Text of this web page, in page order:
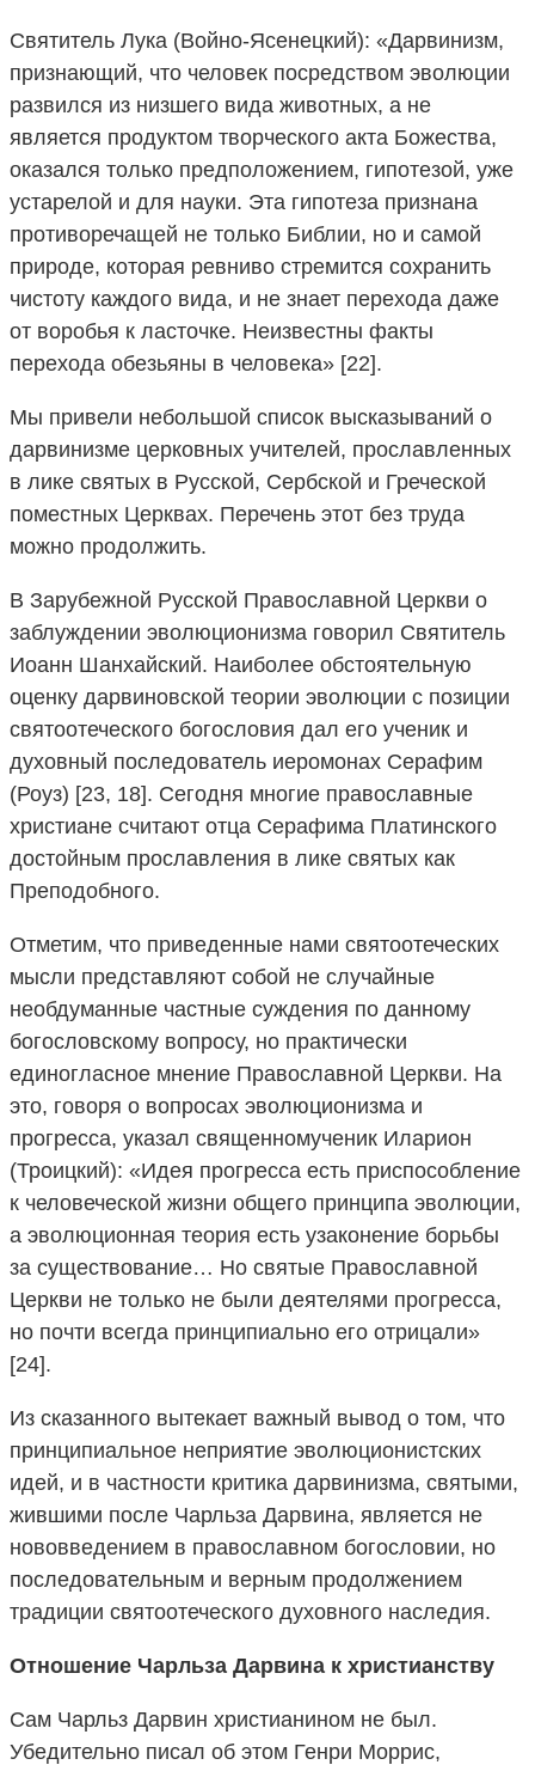
Святитель Лука (Войно-Ясенецкий): «Дарвинизм,
признающий, что человек посредством эволюции
развился из низшего вида животных, а не
является продуктом творческого акта Божества,
оказался только предположением, гипотезой, уже
устарелой и для науки. Эта гипотеза признана
противоречащей не только Библии, но и самой
природе, которая ревниво стремится сохранить
чистоту каждого вида, и не знает перехода даже
от воробья к ласточке. Неизвестны факты
перехода обезьяны в человека» [22].
Мы привели небольшой список высказываний о
дарвинизме церковных учителей, прославленных
в лике святых в Русской, Сербской и Греческой
поместных Церквах. Перечень этот без труда
можно продолжить.
В Зарубежной Русской Православной Церкви о
заблуждении эволюционизма говорил Святитель
Иоанн Шанхайский. Наиболее обстоятельную
оценку дарвиновской теории эволюции с позиции
святоотеческого богословия дал его ученик и
духовный последователь иеромонах Серафим
(Роуз) [23, 18]. Сегодня многие православные
христиане считают отца Серафима Платинского
достойным прославления в лике святых как
Преподобного.
Отметим, что приведенные нами святоотеческих
мысли представляют собой не случайные
необдуманные частные суждения по данному
богословскому вопросу, но практически
единогласное мнение Православной Церкви. На
это, говоря о вопросах эволюционизма и
прогресса, указал священномученик Иларион
(Троицкий): «Идея прогресса есть приспособление
к человеческой жизни общего принципа эволюции,
а эволюционная теория есть узаконение борьбы
за существование… Но святые Православной
Церкви не только не были деятелями прогресса,
но почти всегда принципиально его отрицали»
[24].
Из сказанного вытекает важный вывод о том, что
принципиальное неприятие эволюционистских
идей, и в частности критика дарвинизма, святыми,
жившими после Чарльза Дарвина, является не
нововведением в православном богословии, но
последовательным и верным продолжением
традиции святоотеческого духовного наследия.
Отношение Чарльза Дарвина к христианству
Сам Чарльз Дарвин христианином не был.
Убедительно писал об этом Генри Моррис,